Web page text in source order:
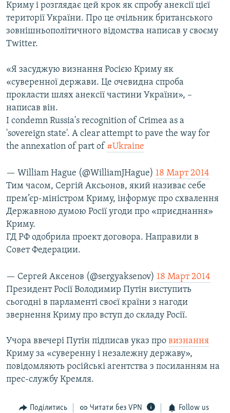
Усі сайти RFE/RL
Криму і розглядає цей крок як спробу анексії цієї
території України. Про це очільник британського
зовнішньополітичного відомства написав у своєму
Twitter.
«Я засуджую визнання Росією Криму як
«суверенної держави. Це очевидна спроба
прокласти шлях анексії частини України», –
написав він.
I condemn Russia's recognition of Crimea as a
'sovereign state'. A clear attempt to pave the way for
the annexation of part of #Ukraine
— William Hague (@WilliamJHague) 18 Март 2014
Тим часом, Сергій Аксьонов, який називає себе
прем’єр-міністром Криму, інформує про схвалення
Державною думою Росії угоди про «приєднання»
Криму.
ГД РФ одобрила проект договора. Направили в
Совет Федерации.
— Сергей Аксенов (@sergyaksenov) 18 Март 2014
Президент Росії Володимир Путін виступить
сьогодні в парламенті своєї країни з нагоди
звернення Криму про вступ до складу Росії.
Учора ввечері Путін підписав указ про визнання
Криму за «суверенну і незалежну державу»,
повідомляють російські агентства з посиланням на
прес-службу Кремля.
Поділитись Читати без VPN Follow us